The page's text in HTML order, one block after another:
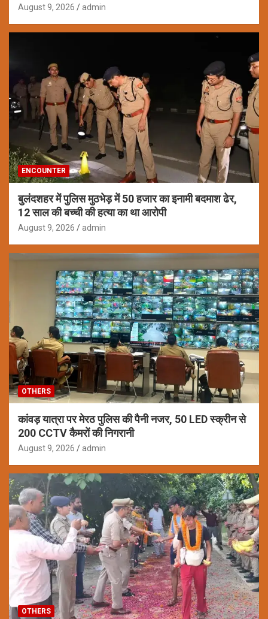
August 9, 2026 admin
ENCOUNTER
बुलंदशहर में पुलिस मुठभेड़ में 50 हजार का इनामी बदमाश ढेर,
12 साल की बच्ची की हत्या का था आरोपी
August 9, 2026 admin
OTHERS
कांवड़ यात्रा पर मेरठ पुलिस की पैनी नजर, 50 LED स्क्रीन से
200 CCTV कैमरों की निगरानी
August 9, 2026 admin
OTHERS